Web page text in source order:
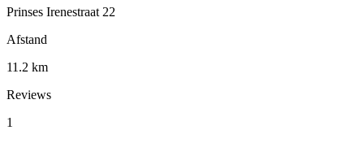
Prinses Irenestraat 22
Afstand
11.2 km
Reviews
1